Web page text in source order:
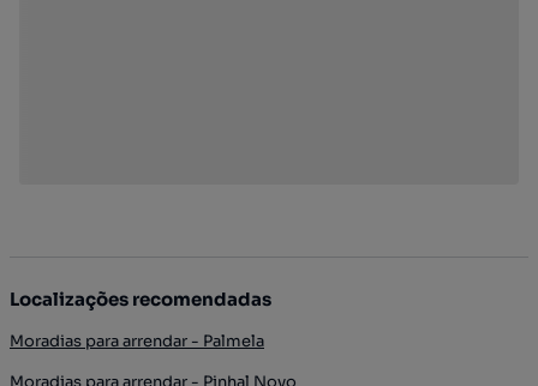
Localizações recomendadas
Moradias para arrendar - Palmela
Moradias para arrendar - Pinhal Novo